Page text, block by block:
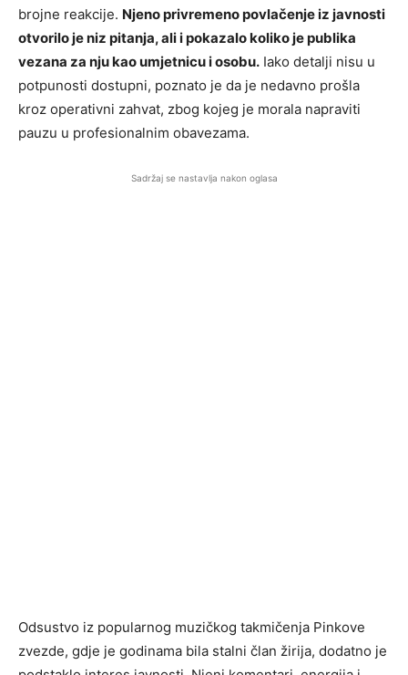
brojne reakcije. Njeno privremeno povlačenje iz javnosti
otvorilo je niz pitanja, ali i pokazalo koliko je publika
vezana za nju kao umjetnicu i osobu. Iako detalji nisu u
potpunosti dostupni, poznato je da je nedavno prošla
kroz operativni zahvat, zbog kojeg je morala napraviti
pauzu u profesionalnim obavezama.
Sadržaj se nastavlja nakon oglasa
Odsustvo iz popularnog muzičkog takmičenja Pinkove
zvezde, gdje je godinama bila stalni član žirija, dodatno je